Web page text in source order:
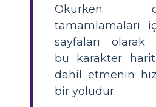
Okurken
tamamlamaları
sayfaları olarak
bu karakter
dahil etmenin
bir yoludur.